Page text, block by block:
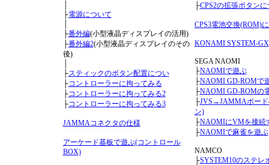
├電源について
├番外編(小型液晶ディスプレイの活用)
├番外編2(小型液晶ディスプレイのその
後)
├スティックのボタン配置につい
├コントローラーに拘ってみる
├コントローラーに拘ってみる2
├コントローラーに拘ってみる3
JAMMAコネクタの仕様
アーケード基板で遊ぶ(コントロール
BOX)
├CPS2の拡張ボタンに
CPS3電池交換(ROM)
KONAMI SYSTEM-GX
SEGA NAOMI
├NAOMIで遊ぶ
├NAOMI GD-ROMで
├NAOMI GD-ROMの
├JVS→JAMMAボード
ン)
├NAOMIにVMを接続
├NAOMIで麻雀を遊ぶ
NAMCO
├SYSTEM10のステレ